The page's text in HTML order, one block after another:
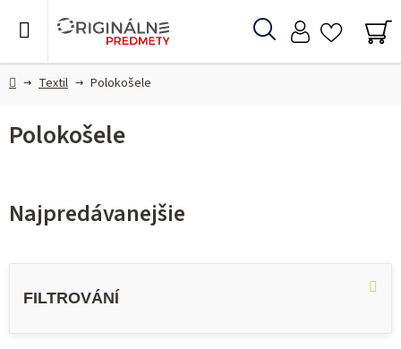
Hľadať
DomovTextil Polokošele
Polokošele
Najpredávanejšie
V